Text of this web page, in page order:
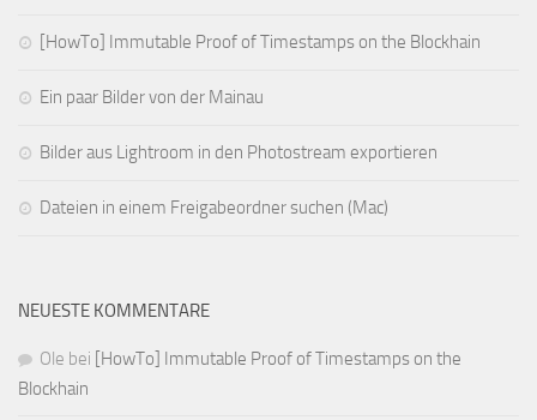
[HowTo] Immutable Proof of Timestamps on the Blockhain
Ein paar Bilder von der Mainau
Bilder aus Lightroom in den Photostream exportieren
Dateien in einem Freigabeordner suchen (Mac)
NEUESTE KOMMENTARE
Ole bei [HowTo] Immutable Proof of Timestamps on the
Blockhain